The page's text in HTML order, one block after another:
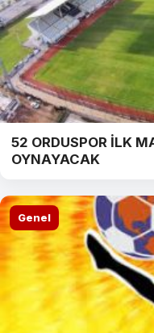
52 ORDUSPOR İLK
OYNAYACAK
Genel